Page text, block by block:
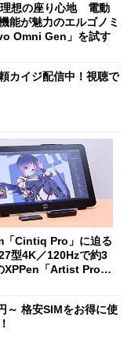
想の座り心地 電動
能が魅力のエルゴノミ
Omni Gen」を試す
カイジ配信中！視聴で
「Cintiq Pro」に迫る
型4K／120Hzで約3
XPPen「Artist Pro 2
～ 格安SIMをお得に使